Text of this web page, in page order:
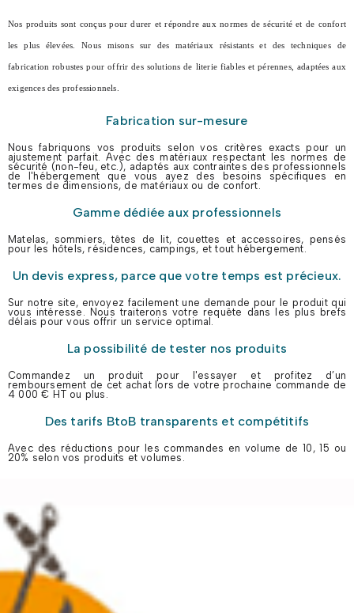
Nos produits sont conçus pour durer et répondre aux normes de sécurité et de confort
les plus élevées. Nous misons sur des matériaux résistants et des techniques de
fabrication robustes pour offrir des solutions de literie fiables et pérennes, adaptées aux
exigences des professionnels.
Fabrication sur-mesure
Nous fabriquons vos produits selon vos critères exacts pour un
ajustement parfait. Avec des matériaux respectant les normes de
sécurité (non-feu, etc.), adaptés aux contraintes des professionnels
de l'hébergement que vous ayez des besoins spécifiques en
termes de dimensions, de matériaux ou de confort.
Gamme dédiée aux professionnels
Matelas, sommiers, têtes de lit, couettes et accessoires, pensés
pour les hôtels, résidences, campings, et tout hébergement.
Un devis express, parce que votre temps est précieux.
Sur notre site, envoyez facilement une demande pour le produit qui
vous intéresse. Nous traiterons votre requête dans les plus brefs
délais pour vous offrir un service optimal.
La possibilité de tester nos produits
Commandez un produit pour l'essayer et profitez d’un
remboursement de cet achat lors de votre prochaine commande de
4 000 € HT ou plus.
Des tarifs BtoB transparents et compétitifs
Avec des réductions pour les commandes en volume de 10, 15 ou
20% selon vos produits et volumes.